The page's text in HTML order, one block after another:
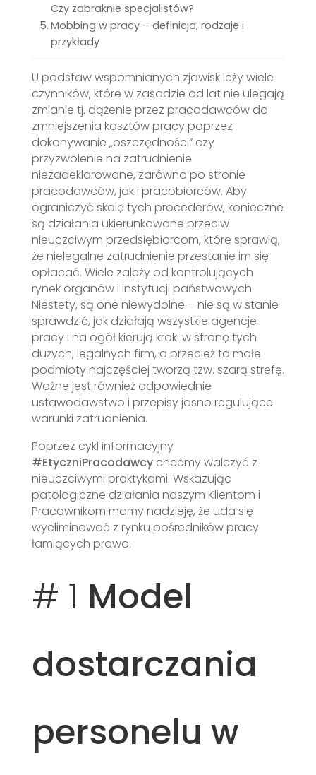
Czy zabraknie specjalistów?
Mobbing w pracy – definicja, rodzaje i
przykłady
U podstaw wspomnianych zjawisk leży wiele
czynników, które w zasadzie od lat nie ulegają
zmianie tj. dążenie przez pracodawców do
zmniejszenia kosztów pracy poprzez
dokonywanie „oszczędności” czy
przyzwolenie na zatrudnienie
niezadeklarowane, zarówno po stronie
pracodawców, jak i pracobiorców. Aby
ograniczyć skalę tych procederów, konieczne
są działania ukierunkowane przeciw
nieuczciwym przedsiębiorcom, które sprawią,
że nielegalne zatrudnienie przestanie im się
opłacać. Wiele zależy od kontrolujących
rynek organów i instytucji państwowych.
Niestety, są one niewydolne – nie są w stanie
sprawdzić, jak działają wszystkie agencje
pracy i na ogół kierują kroki w stronę tych
dużych, legalnych firm, a przecież to małe
podmioty najczęściej tworzą tzw. szarą strefę.
Ważne jest również odpowiednie
ustawodawstwo i przepisy jasno regulujące
warunki zatrudnienia.
Poprzez cykl informacyjny
#EtyczniPracodawcychcemy walczyć z
nieuczciwymi praktykami. Wskazując
patologiczne działania naszym Klientom i
Pracownikom mamy nadzieję, że uda się
wyeliminować z rynku pośredników pracy
łamiących prawo.
# 1 Model
dostarczania
personelu w